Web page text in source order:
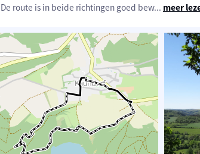
De route is in beide richtingen goed bew... meer